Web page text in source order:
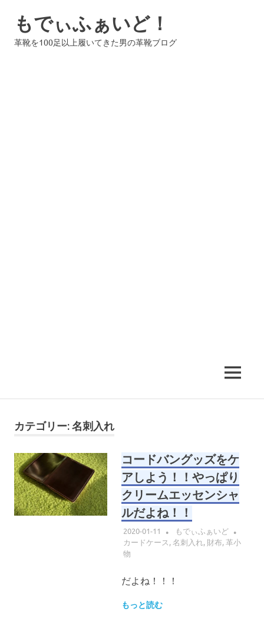
もでぃふぁいど！
革靴を100足以上履いてきた男の革靴ブログ
MENU
カテゴリー:名刺入れ
コードバングッズをケ
アしよう！！やっぱり
クリームエッセンシャ
ルだよね！！
2020-01-11
もでぃふぁいど
カードケース,名刺入れ, 財布,革小
物
だよね！！！
もっと読む